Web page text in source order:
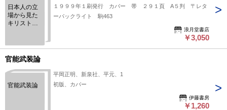
日本人の立
場から見た
キリスト教
１９９９年１刷発行 カバー 帯 ２９１頁 A５判 〒レタ
ーパックライト 駒463
浪月堂書店
￥3,050
官能武装論
官能武装論
平岡正明、新泉社、平元、1
初版、カバー
伊藤書房
￥1,260